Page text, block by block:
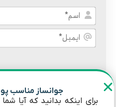
0نظرات
جوانساز مناسب
برای اینکه بدانید که آیا